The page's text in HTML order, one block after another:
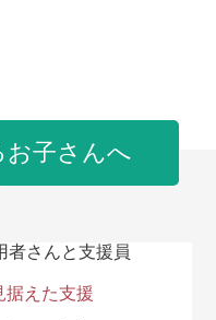
お子さんへ
据えた支援